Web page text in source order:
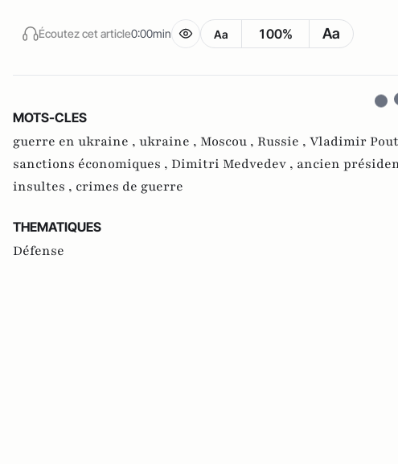
Écoutez cet article0:00min Aa 100% Aa
MOTS-CLES
guerre en ukraine , ukraine , Moscou , Russie , Vladimir
sanctions économiques , Dimitri Medvedev , ancien
insultes , crimes de guerre
THEMATIQUES
Défense